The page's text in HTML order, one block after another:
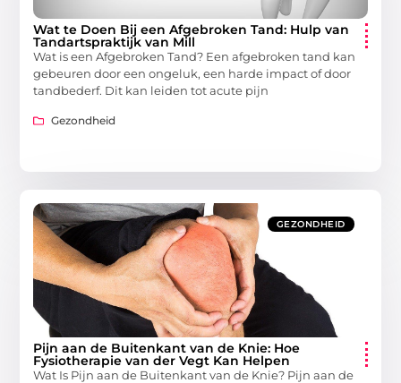
Wat te Doen Bij een Afgebroken Tand: Hulp van
Tandartspraktijk van Mill
Wat is een Afgebroken Tand? Een afgebroken tand kan
gebeuren door een ongeluk, een harde impact of door
tandbederf. Dit kan leiden tot acute pijn
Gezondheid
GEZONDHEID
Pijn aan de Buitenkant van de Knie: Hoe
Fysiotherapie van der Vegt Kan Helpen
Wat Is Pijn aan de Buitenkant van de Knie? Pijn aan de